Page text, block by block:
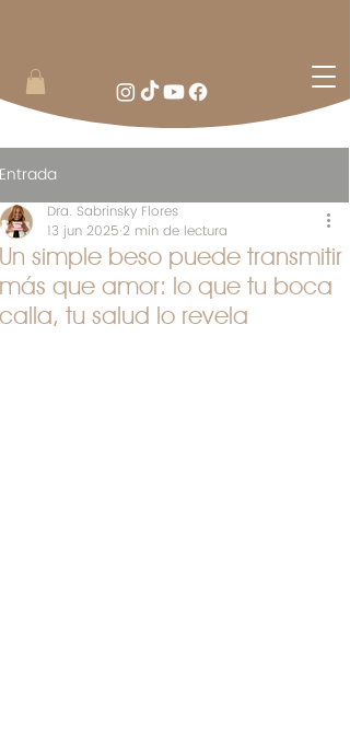
Entrada
Un simple beso puede transmitir
más que amor: lo que tu boca
calla, tu salud lo revela
Dra. Sabrinsky Flores
13 jun 2025 2 min de lectura